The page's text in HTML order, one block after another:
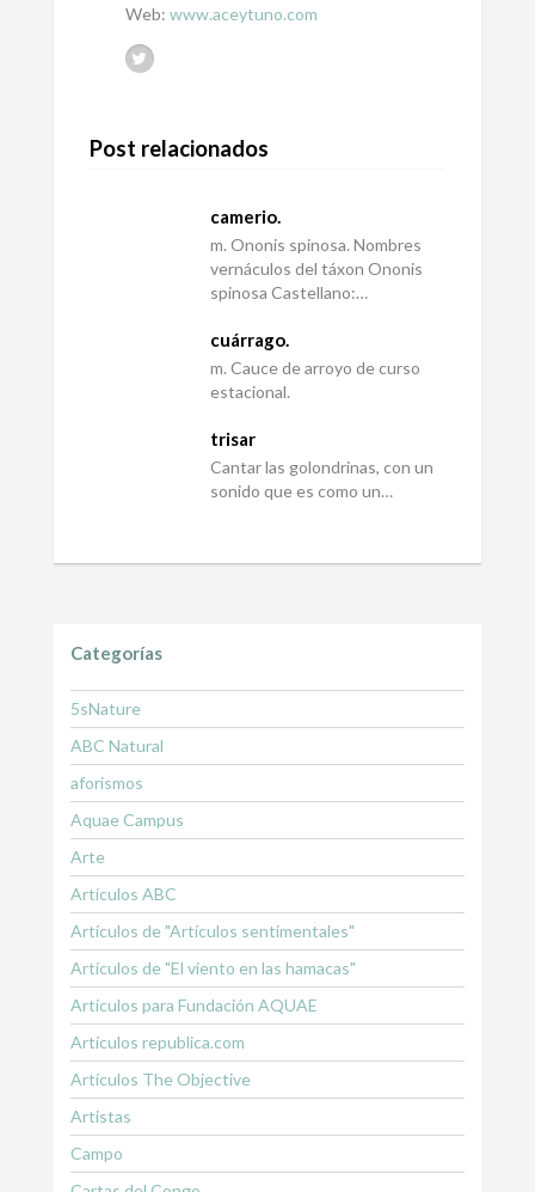
Web: www.aceytuno.com
Post relacionados
camerio.
m. Ononis spinosa. Nombres
vernáculos del táxon Ononis
spinosa Castellano:…
cuárrago.
m. Cauce de arroyo de curso
estacional.
trisar
Cantar las golondrinas, con un
sonido que es como un…
Categorías
5sNature
ABC Natural
aforismos
Aquae Campus
Arte
Artículos ABC
Artículos de "Artículos sentimentales"
Artículos de "El viento en las hamacas"
Artículos para Fundación AQUAE
Artículos republica.com
Artículos The Objective
Artistas
Campo